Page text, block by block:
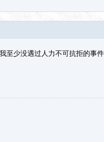
至少没遇过人力不可抗拒的事